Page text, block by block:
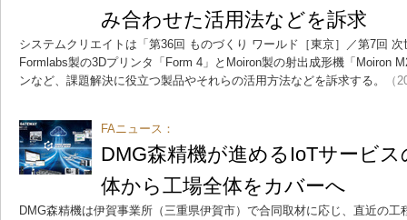
み合わせた活用法などを訴求
システムクリエイトは「第36回 ものづくり ワールド［東京］／第7回
Formlabs製の3Dプリンタ「Form 4」とMoiron製の射出成形機「Moiron
ンなど、課題解決に役立つ製品やそれらの活用方法などを訴求する。
（
FAニュース：
DMG森精機が進めるIoTサービ
体から工場全体をカバーへ
DMG森精機は伊賀事業所（三重県伊賀市）で合同取材に応じ、直近の